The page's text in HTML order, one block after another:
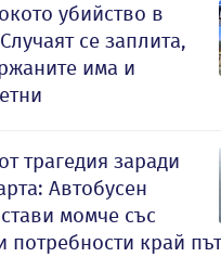
убийство в
се заплита,
има и
трагедия заради
Автобусен
момче със
потребности край